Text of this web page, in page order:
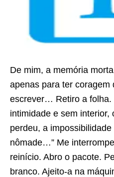
De mim, a memória
apenas para ter coragem
escrever… Retiro a folha.
intimidade e sem interior,
perdeu, a
nômade…” Me
reinício. Abro o pacote.
branco. Ajeito-a na